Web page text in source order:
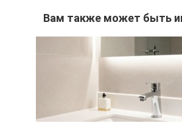
Вам также может быть